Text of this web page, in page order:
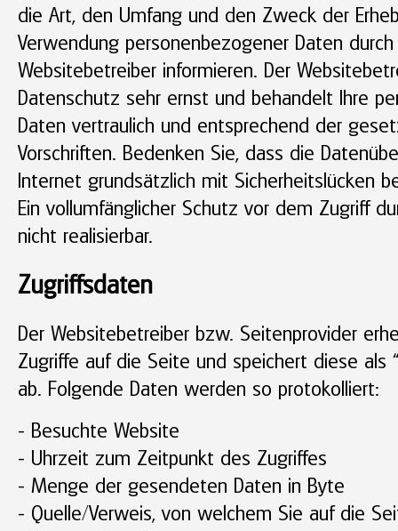
die Art, den Umfang und den Zweck der
Verwendung personenbezogener Daten
Websitebetreiber informieren. Der
Datenschutz sehr ernst und behandelt Ihre
Daten vertraulich und entsprechend der
Vorschriften. Bedenken Sie, dass die
Internet grundsätzlich mit Sicherheitslücken
Ein vollumfänglicher Schutz vor dem Zugriff
nicht realisierbar.
Zugriffsdaten
Der Websitebetreiber bzw. Seitenprovider
Zugriffe auf die Seite und speichert diese als
ab. Folgende Daten werden so protokolliert:
- Besuchte Website
- Uhrzeit zum Zeitpunkt des Zugriffes
- Menge der gesendeten Daten in Byte
- Quelle/Verweis, von welchem Sie auf die